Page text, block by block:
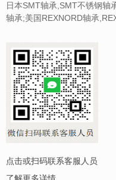
日本SMT轴承,SMT不锈钢轴
轴承;美国REXNORD轴承
点击或扫码联系客服人员